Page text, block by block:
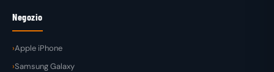
Negozio
Apple iPhone
Samsung Galaxy